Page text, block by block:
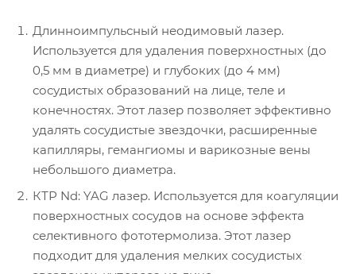
Длинноимпульсный неодимовый лазер.
Используется для удаления поверхностных (до
0,5 мм в диаметре) и глубоких (до 4 мм)
сосудистых образований на лице, теле и
конечностях. Этот лазер позволяет эффективно
удалять сосудистые звездочки, расширенные
капилляры, гемангиомы и варикозные вены
небольшого диаметра.
КТР Nd: YAG лазер. Используется для коагуляции
поверхностных сосудов на основе эффекта
селективного фототермолиза. Этот лазер
подходит для удаления мелких сосудистых